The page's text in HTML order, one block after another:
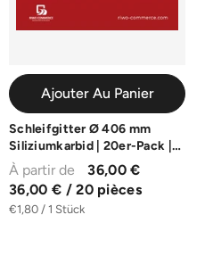
Ajouter Au Panier
Schleifgitter Ø 406 mm
Siliziumkarbid | 20er-Pack |
K40-K180
À partir de
36,00 €
36,00 € / 20 pièces
€1,80 / 1 Stück